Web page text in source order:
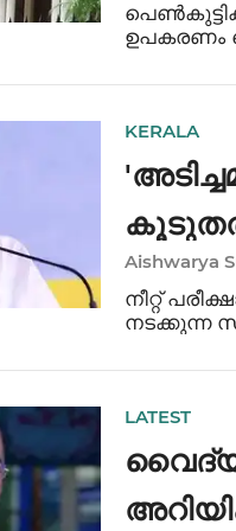
ഉപകരണം
KERALA
Aishwarya
നീറ്റ്
നടക്കുന്ന
LATEST